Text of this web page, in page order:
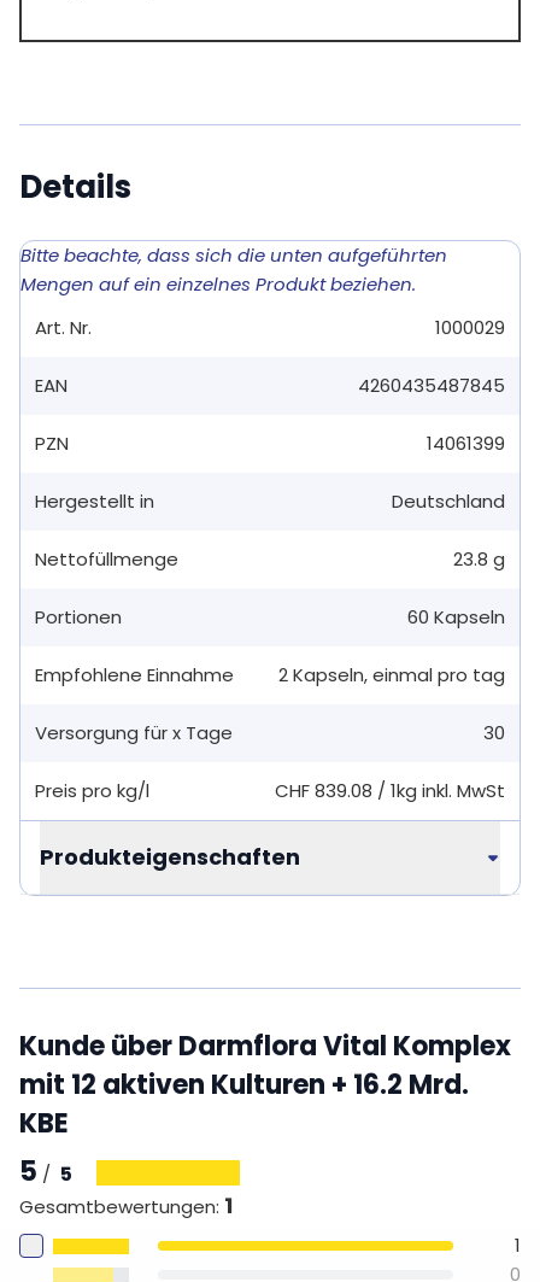
Details
Bitte beachte, dass sich die unten aufgeführten
Mengen auf ein einzelnes Produkt beziehen.
Art. Nr.
1000029
EAN 4260435487845
PZN 14061399
Hergestellt in Deutschland
Nettofüllmenge 23.8 g
Portionen 60 Kapseln
Empfohlene Einnahme 2Kapseln,einmal pro tag
Versorgung für x Tage 30
Preis pro kg/l CHF 839.08 / 1kg inkl. MwSt
Produkteigenschaften
Kunde über Darmflora Vital Komplex
mit 12 aktiven Kulturen + 16.2 Mrd.
KBE
5 / 5
Gesamtbewertungen: 1
1
0